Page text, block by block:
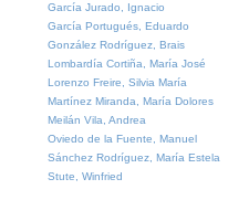
García Jurado, Ignacio
García Portugués, Eduardo
González Rodríguez, Brais
Lombardía Cortiña, María José
Lorenzo Freire, Silvia María
Martínez Miranda, María Dolores
Meilán Vila, Andrea
Oviedo de la Fuente, Manuel
Sánchez Rodríguez, María Estela
Stute, Winfried